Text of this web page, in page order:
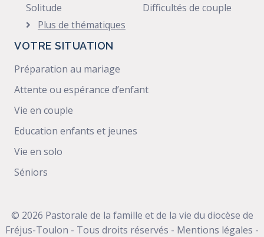
Solitude
Difficultés de couple
Plus de thématiques
VOTRE SITUATION
Préparation au mariage
Attente ou espérance d’enfant
Vie en couple
Education enfants et jeunes
Vie en solo
Séniors
© 2026 Pastorale de la famille et de la vie du diocèse de
Fréjus-Toulon - Tous droits réservés - Mentions légales -